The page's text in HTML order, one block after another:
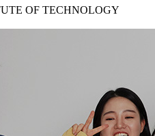
OF TECHNOLOGY